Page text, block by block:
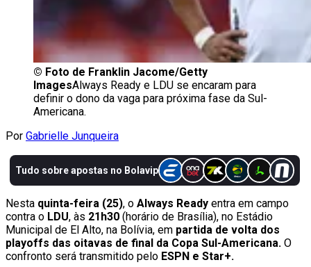
© Foto de Franklin Jacome/Getty
ImagesAlways Ready e LDU se encaram para
definir o dono da vaga para próxima fase da Sul-
Americana.
Por Gabrielle Junqueira
Nesta quinta-feira (25), o Always Ready entra em campo
contra o LDU, às 21h30 (horário de Brasília), no Estádio
Municipal de El Alto, na Bolívia, em partida de volta dos
playoffs das oitavas de final da Copa Sul-Americana. O
confronto será transmitido pelo ESPN e Star+.